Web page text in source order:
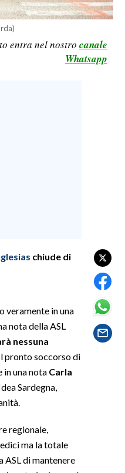
entra nel nostro canale
Whatsapp
chiude di
veramente in una
nota della ASL
nessuna
Il pronto soccorso di
in una nota Carla
Sardegna,
regionale,
ma la totale
ASL di mantenere